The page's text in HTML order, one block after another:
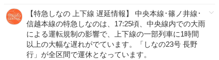
【特急しなの 上下線 遅延情報】 中央本線･篠ノ井線･
信越本線の特急しなのは、17:25頃、中央線内での大雨
による運転規制の影響で、上下線の一部列車に1時間
以上の大幅な遅れがでています。「しなの23号 長野
行」が全区間で運休となっています。